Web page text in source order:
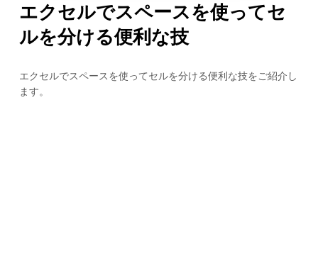
エクセルでスペースを使ってセ
ルを分ける便利な技
エクセルでスペースを使ってセルを分ける便利な技をご紹介し
ます。